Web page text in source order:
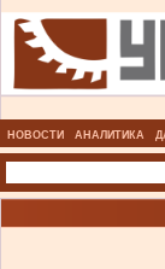
НОВОСТИ АНАЛИТИКА